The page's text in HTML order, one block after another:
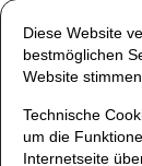
Diese Website
bestmöglichen
Website
Technische
um die
Internetseite